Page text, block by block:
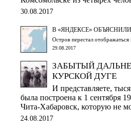
30.08.2017
В «ЯНДЕКСЕ»
Остров перестал отображаться
29.08.2017
ЗАБЫТЫЙ
КУРСКОЙ ДУГЕ
И представляете,
была построена к 1 сентября
Чита-Хабаровск, которую не
24.08.2017